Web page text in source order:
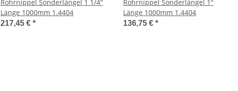
Rohrnippel Sonderlängel 1 1/4"
Länge 1000mm 1.4404
217,45 € *
Rohrnippel Sonderlängel 1"
Länge 1000mm 1.4404
136,75 € *